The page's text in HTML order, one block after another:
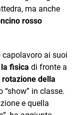
ma anche
rosso
ai suoi
la fisica di fronte a
rotazione della
“show” in classe.
e quella